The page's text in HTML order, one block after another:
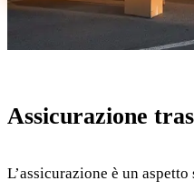
Assicurazione
L’assicurazione è un